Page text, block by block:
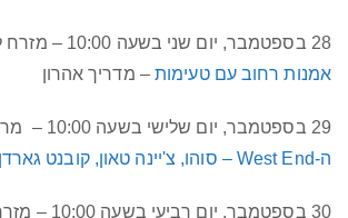
28 בספטמבר, יום שני בשעה 10:00 – מזרח לונדון –
אמנות רחוב עם טעימות – מדריך אהרון
29 בספטמבר, יום שלישי בשעה 10:00 – מרכז לונדון –
ה-West End – סוהו, צ'יינה טאון, קובנט גארדן
30 בספטמבר, יום רביעי בשעה 10:00 – מזרח לונדון –